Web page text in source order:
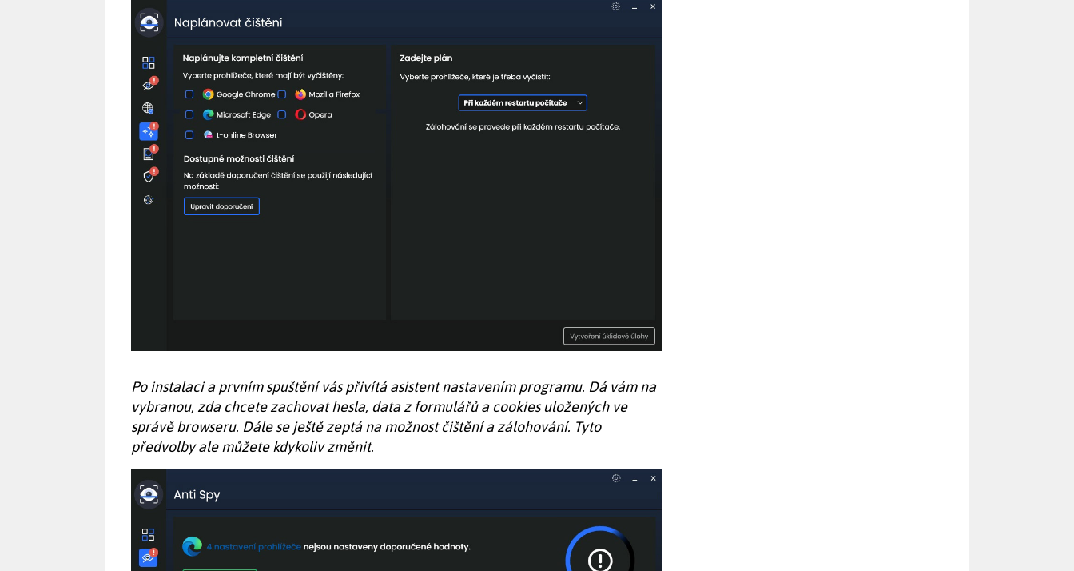
Po instalaci a prvním spuštění vás přivítá asistent nastavením programu. Dá vám na
vybranou, zda chcete zachovat hesla, data z formulářů a cookies uložených ve
správě browseru. Dále se ještě zeptá na možnost čištění a zálohování. Tyto
předvolby ale můžete kdykoliv změnit.